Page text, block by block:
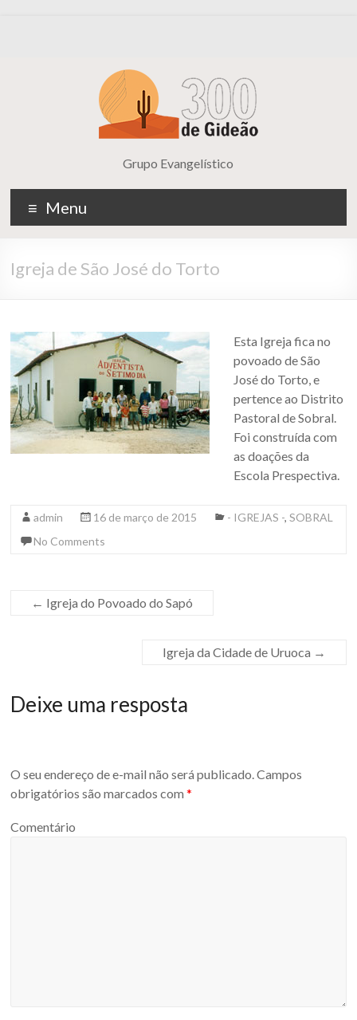
Grupo Evangelístico
Menu
Igreja de São José do Torto
Esta Igreja fica no
povoado de São
José do Torto, e
pertence ao Distrito
Pastoral de Sobral.
Foi construída com
as doações da
Escola Prespectiva.
admin 16 de março de 2015 - IGREJAS -,SOBRAL
No Comments
← Igreja do Povoado do Sapó
Igreja da Cidade de Uruoca →
Deixe uma resposta
O seu endereço de e-mail não será publicado.Campos
obrigatórios são marcados com*
Comentário